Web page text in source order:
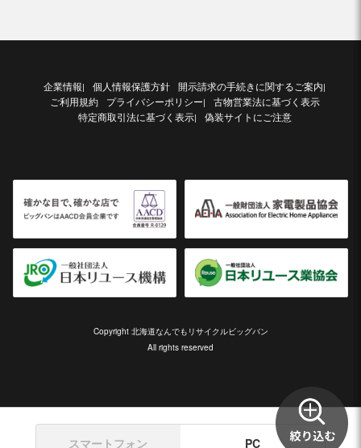
企業情報| 個人情報保護方針 開示請求の手続きに関するご案内|
ご利用規約 プライバシーポリシー|
古物営業法に基づく表示
特定商取引法に基づく表示| 偽装サイトにご注意
Copyright 北海道なんでもリサイクルビッグバン
All rights reserved
スマートフォン PC